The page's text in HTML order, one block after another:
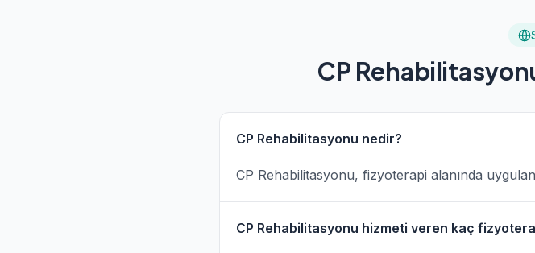
CP
CP Rehabilitasyonu nedir?
CP Rehabilitasyonu, fizyoterapi alanında
CP Rehabilitasyonu hizmeti veren kaç